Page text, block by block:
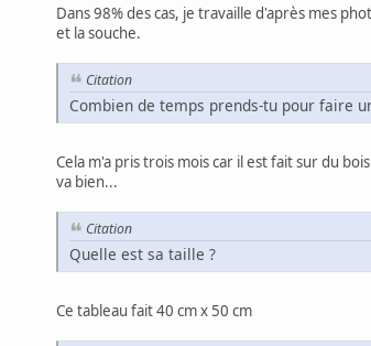
Dans 98% des cas, je travaille d'après mes
et la souche.
Citation
Combien de temps prends-tu pour faire
Cela m'a pris trois mois car il est fait sur du
va bien...
Citation
Quelle est sa taille ?
Ce tableau fait 40 cm x 50 cm